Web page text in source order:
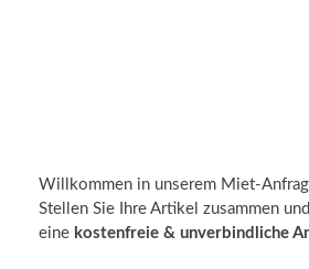
Willkommen in unserem Miet-
Stellen Sie Ihre Artikel zusammen
eine kostenfreie & unverbindliche